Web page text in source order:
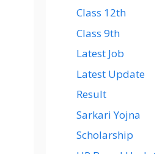
Class 12th
Class 9th
Latest Job
Latest Update
Result
Sarkari Yojna
Scholarship